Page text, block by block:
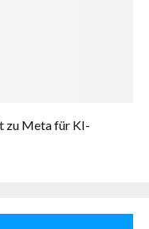
zu Meta für KI-